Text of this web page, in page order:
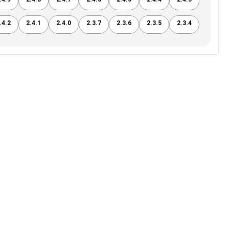
2.4.1 2.4.0 2.3.7 2.3.6 2.3.5 2.3.4